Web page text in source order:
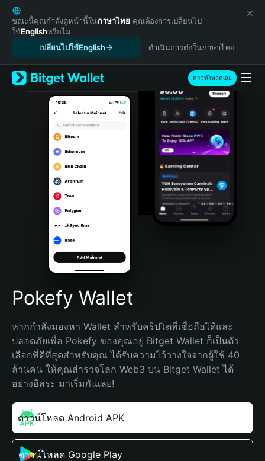
English
日本語
Tiếng Việt
Español (Latinoamérica)
Türkçe
Italiano
Português (Portugal)
Bahasa Indonesia
Português (Brasil)
Español (Argentina)
ขณะนี้คุณกำลังดูหน้านี้ในภาษาไทย คุณต้องการเปลี่ยนไป
ใช้Englishหรือไม่
เปลี่ยนไปใช้English
ดำเนินการต่อในภาษาไทย
ดาวน์โหลดเลย
Pokefy Wallet
หากกำลังมองหา Wallet สำหรับคริปโตที่เชื่อถือได้และ
ปลอดภัยเพื่อ Pokefy ของคุณอยู่ Bitget Wallet ก็เป็นตัว
เลือกที่ดีที่สุดสำหรับคุณ ได้รับความไว้วางใจจากผู้ใช้ 40
ล้านคน ให้คุณสำรวจโลก Web3 บน Bitget Wallet ได้
อย่างอิสระ มาเริ่มกันเลย!
ดาวน์โหลด Android APK
ดาวน์โหลด Google Play